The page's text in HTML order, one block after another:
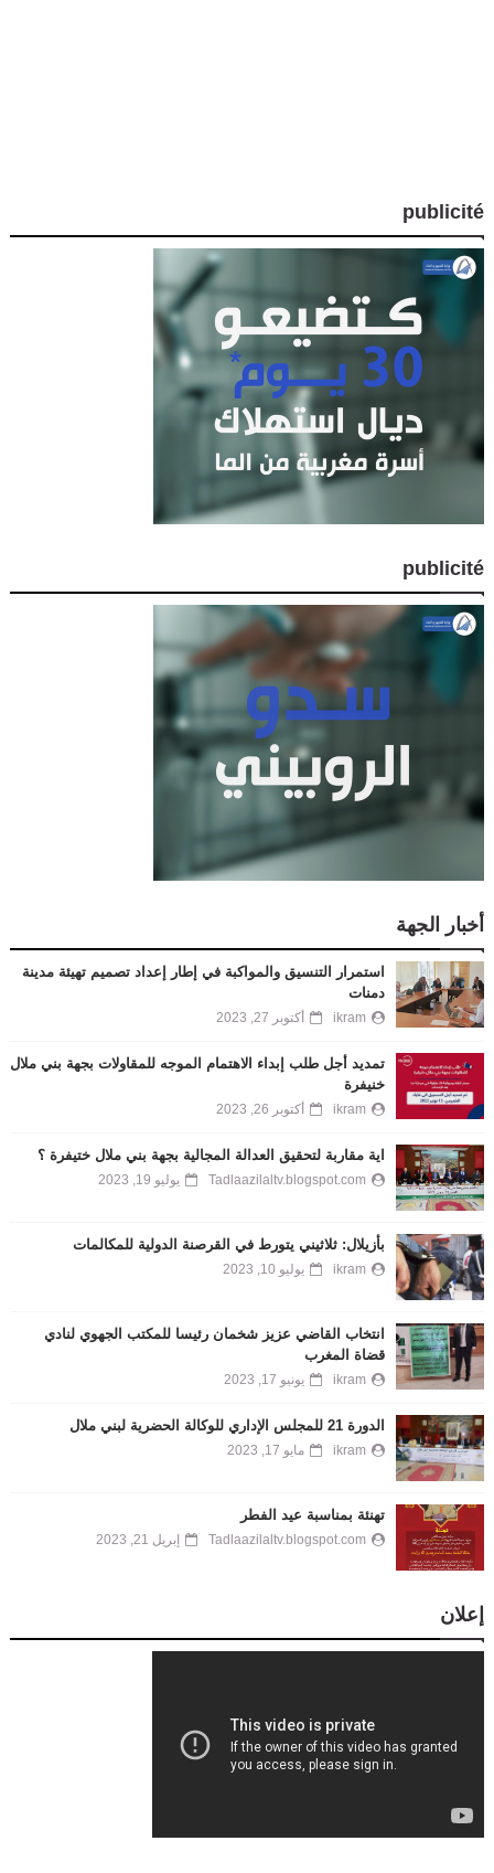
publicité
publicité
أخبار الجهة
استمرار التنسيق والمواكبة في إطار إعداد تصميم تهيئة مدينة
دمنات
ikram أكتوبر 27, 2023
تمديد أجل طلب إبداء الاهتمام الموجه للمقاولات بجهة بني ملال
خنيفرة
ikram أكتوبر 26, 2023
اية مقاربة لتحقيق العدالة المجالية بجهة بني ملال ختيفرة ؟
Tadlaazilaltv.blogspot.com يوليو 19, 2023
بأزيلال: ثلاثيني يتورط في القرصنة الدولية للمكالمات
ikram يوليو 10, 2023
انتخاب القاضي عزيز شخمان رئيسا للمكتب الجهوي لنادي
قضاة المغرب
ikram يونيو 17, 2023
الدورة 21 للمجلس الإداري للوكالة الحضرية لبني ملال
ikram مايو 17, 2023
تهنئة بمناسبة عيد الفطر
Tadlaazilaltv.blogspot.com إبريل 21, 2023
إعلان